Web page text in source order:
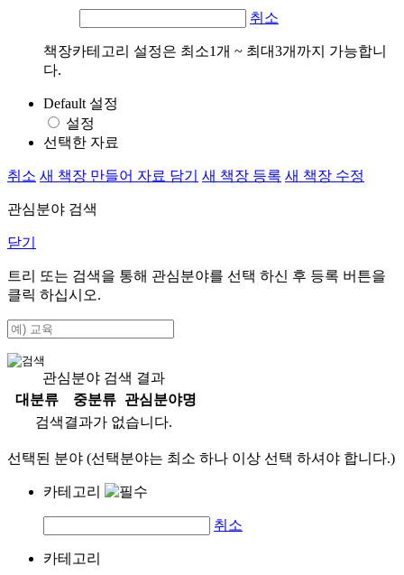
취소
책장카테고리 설정은 최소1개 ~ 최대3개까지 가능합니
다.
Default 설정
설정
선택한 자료
취소 새 책장 만들어 자료 담기 새 책장 등록 새 책장 수정
관심분야 검색
닫기
트리 또는 검색을 통해 관심분야를 선택 하신 후 등록 버튼을
클릭 하십시오.
관심분야 검색 결과
대분류
중분류
관심분야명
검색결과가 없습니다.
선택된 분야 (선택분야는 최소 하나 이상 선택 하셔야 합니다.)
카테고리
취소
카테고리